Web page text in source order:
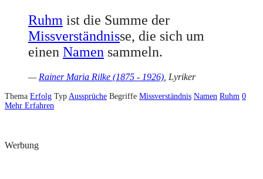
Ruhm ist die Summe der
Missverständnisse, die sich um
einen Namen sammeln.
— Rainer Maria Rilke (1875 - 1926) , Lyriker
Thema Erfolg Typ Aussprüche Begriffe Missverständnis Namen Ruhm 0
Mehr Erfahren
Werbung